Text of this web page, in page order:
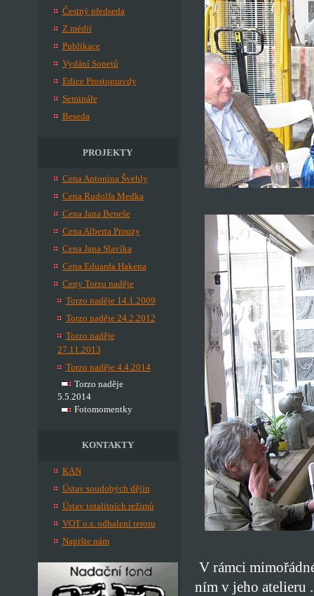
Čestný předseda
Z médií
Publikace
Vydání Sonetů
Edice Prostopravdy
Semináře
Beseda
PROJEKTY
Cena Antonína Švehly
Cena Rudolfa Medka
Cena Jana Beneše
Cena Alberta Prouzy
Cena Jana Slavíka
Cena Eduarda Hakena
Ceny Torzo naděje
Torzo naděje 14.1.2009
Torzo naděje 24.2.2012
Torzo naděje
27.11.2013
Torzo naděje 4.4.2014
Torzo naděje
5.5.2014
Fotomomentky
KONTAKTY
KAN
Ústav soudobých dějin
Ústav totalitních režimů
VOT o.s. odhalení teroru
Napište nám
V rámci
ním v jeho atelieru